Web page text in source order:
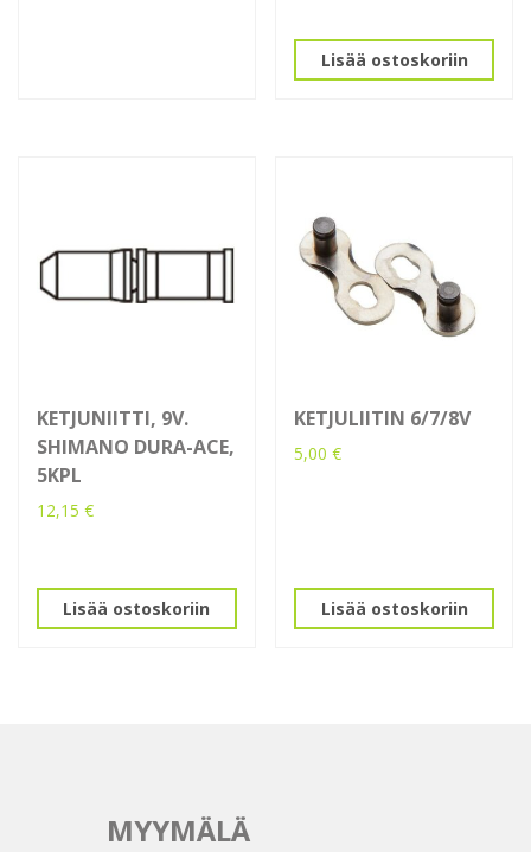
Lisää ostoskoriin
KETJUNIITTI, 9V.
SHIMANO DURA-ACE,
5KPL
12,15 €
Lisää ostoskoriin
KETJULIITIN 6/7/8V
5,00€
Lisää ostoskoriin
MYYMÄLÄ